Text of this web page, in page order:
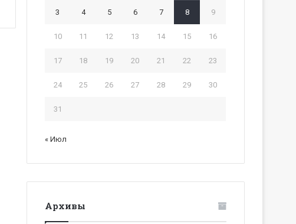
3 4 5 6 7 8 9
10 11 12 13 14 15 16
17 18 19 20 21 22 23
24 25 26 27 28 29 30
31
« Июл
Архивы